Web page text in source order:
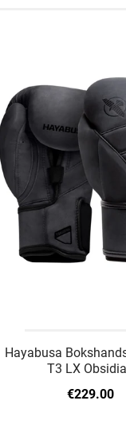
Hayabusa
T3 LX
€229.00